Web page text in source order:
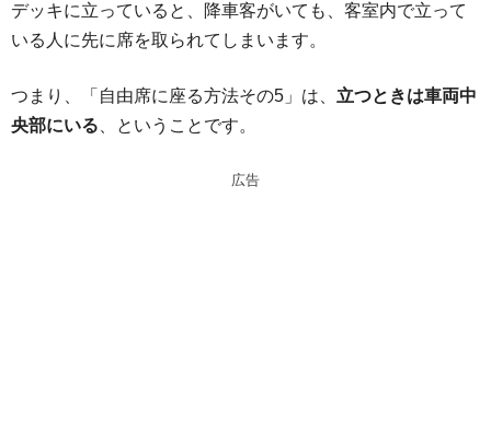
デッキに立っていると、降車客がいても、客室内で立って
いる人に先に席を取られてしまいます。
つまり、「自由席に座る方法その5」は、 立つときは車両中
央部にいる 、ということです。
広告